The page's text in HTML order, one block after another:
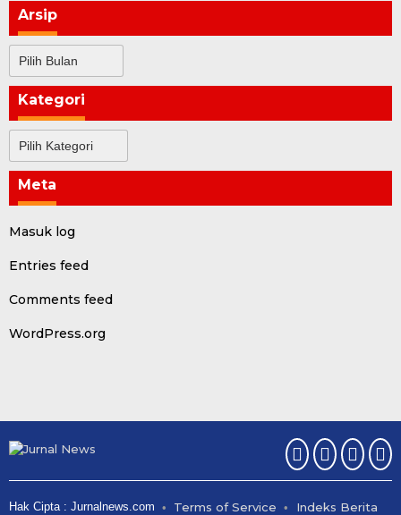
Arsip
Kategori
Meta
Masuk log
Entries feed
Comments feed
WordPress.org
Hak Cipta : Jurnalnews.com Terms of Service Indeks Berita